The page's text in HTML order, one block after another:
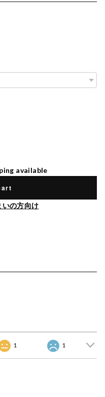
available
いの方向け
1 1